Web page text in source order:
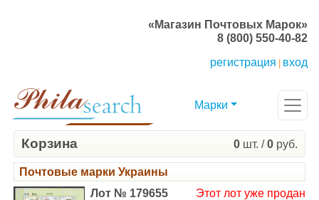
«Магазин Почтовых Марок»
8 (800) 550-40-82
регистрация
вход
Марки
Корзина 0 шт. /0 руб.
Почтовые марки Украины
Лот № 179655
Этот лот уже продан